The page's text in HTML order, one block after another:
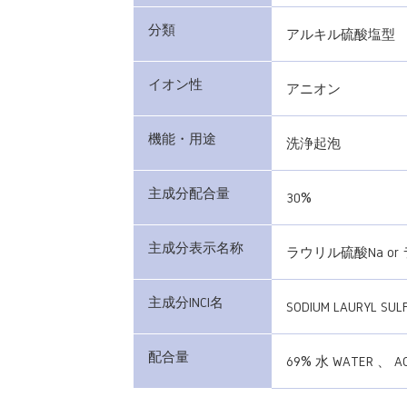
分類 アルキル硫酸塩型
イオン性 アニオン
機能・用途 洗浄起泡
主成分配合量 30%
主成分表示名称 ラウリル硫酸Na or
主成分INCI名 SODIUM LAURYL
配合量 69% 水 WATER 、